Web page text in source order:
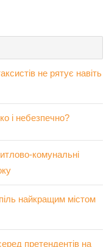
не рятує навіть
і небезпечно?
комунальні
найкращим містом
претендентів на